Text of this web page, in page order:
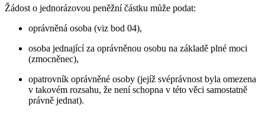
Žádost o jednorázovou peněžní částku může podat:
oprávněná osoba (viz bod 04),
osoba jednající za oprávněnou osobu na základě plné moci
(zmocněnec),
opatrovník oprávněné osoby (jejíž svéprávnost byla omezena
v takovém rozsahu, že není schopna v této věci samostatně
právně jednat).